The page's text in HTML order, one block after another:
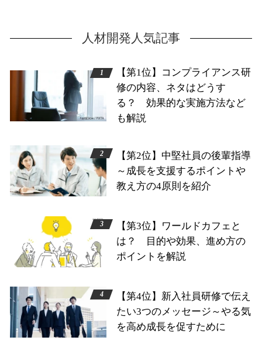
人材開発人気記事
【第1位】コンプライアンス研
修の内容、ネタはどうす
る？ 効果的な実施方法など
も解説
【第2位】中堅社員の後輩指導
～成長を支援するポイントや
教え方の4原則を紹介
【第3位】ワールドカフェと
は？ 目的や効果、進め方の
ポイントを解説
【第4位】新入社員研修で伝え
たい3つのメッセージ～やる気
を高め成長を促すために